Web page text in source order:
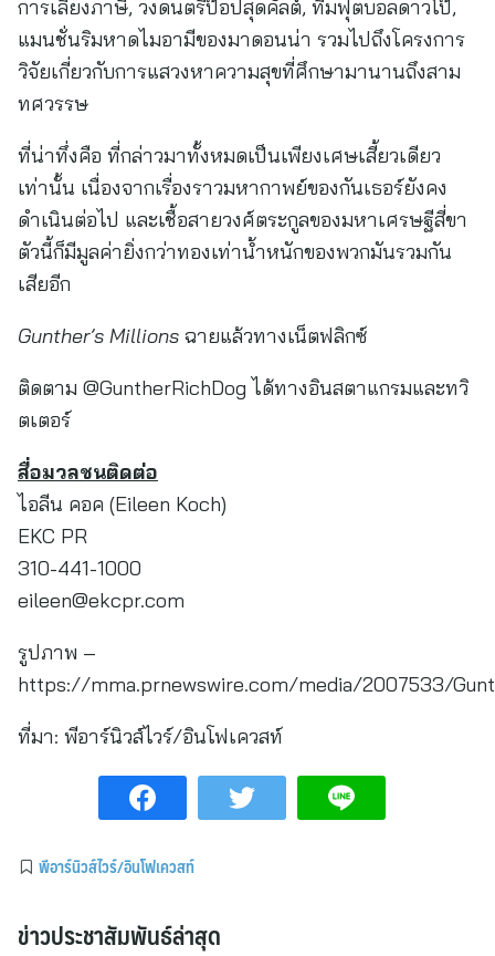
การเลี่ยงภาษี, วงดนตรีป๊อปสุดคัลต์, ทีมฟุตบอลดาวโป๊,
แมนชั่นริมหาดไมอามีของมาดอนน่า รวมไปถึงโครงการ
วิจัยเกี่ยวกับการแสวงหาความสุขที่ศึกษามานานถึงสาม
ทศวรรษ
ที่น่าทึ่งคือ ที่กล่าวมาทั้งหมดเป็นเพียงเศษเสี้ยวเดียว
เท่านั้น เนื่องจากเรื่องราวมหากาพย์ของกันเธอร์ยังคง
ดำเนินต่อไป และเชื้อสายวงศ์ตระกูลของมหาเศรษฐีสี่ขา
ตัวนี้ก็มีมูลค่ายิ่งกว่าทองเท่าน้ำหนักของพวกมันรวมกัน
เสียอีก
Gunther’s Millions ฉายแล้วทางเน็ตฟลิกซ์
ติดตาม @GuntherRichDog ได้ทางอินสตาแกรมและทวิ
ตเตอร์
สื่อมวลชนติดต่อ
ไอลีน คอค (Eileen Koch)
EKC PR
310-441-1000
eileen@ekcpr.com
รูปภาพ –
https://mma.prnewswire.com/media/2007533/
ที่มา: พีอาร์นิวส์ไวร์/อินโฟเควสท์
พีอาร์นิวส์ไวร์/อินโฟเควสท์
ข่าวประชาสัมพันธ์ล่าสุด